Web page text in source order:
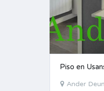
Piso en
Ander